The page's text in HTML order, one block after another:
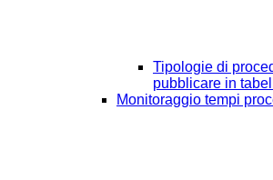
Tipologie di
pubblicare in
Monitoraggio tempi